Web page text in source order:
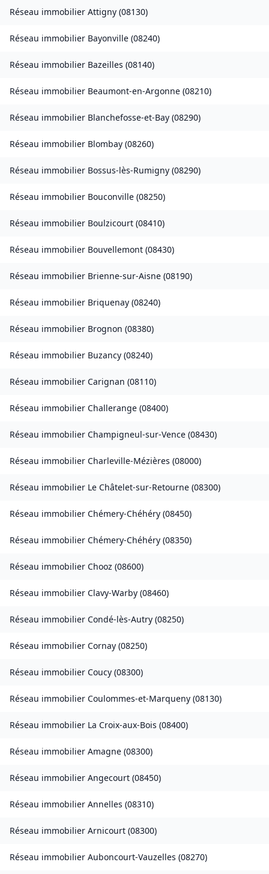
Réseau immobilier Attigny (08130)
Réseau immobilier Bayonville (08240)
Réseau immobilier Bazeilles (08140)
Réseau immobilier Beaumont-en-Argonne (08210)
Réseau immobilier Blanchefosse-et-Bay (08290)
Réseau immobilier Blombay (08260)
Réseau immobilier Bossus-lès-Rumigny (08290)
Réseau immobilier Bouconville (08250)
Réseau immobilier Boulzicourt (08410)
Réseau immobilier Bouvellemont (08430)
Réseau immobilier Brienne-sur-Aisne (08190)
Réseau immobilier Briquenay (08240)
Réseau immobilier Brognon (08380)
Réseau immobilier Buzancy (08240)
Réseau immobilier Carignan (08110)
Réseau immobilier Challerange (08400)
Réseau immobilier Champigneul-sur-Vence (08430)
Réseau immobilier Charleville-Mézières (08000)
Réseau immobilier Le Châtelet-sur-Retourne (08300)
Réseau immobilier Chémery-Chéhéry (08450)
Réseau immobilier Chémery-Chéhéry (08350)
Réseau immobilier Chooz (08600)
Réseau immobilier Clavy-Warby (08460)
Réseau immobilier Condé-lès-Autry (08250)
Réseau immobilier Cornay (08250)
Réseau immobilier Coucy (08300)
Réseau immobilier Coulommes-et-Marqueny (08130)
Réseau immobilier La Croix-aux-Bois (08400)
Réseau immobilier Amagne (08300)
Réseau immobilier Angecourt (08450)
Réseau immobilier Annelles (08310)
Réseau immobilier Arnicourt (08300)
Réseau immobilier Auboncourt-Vauzelles (08270)